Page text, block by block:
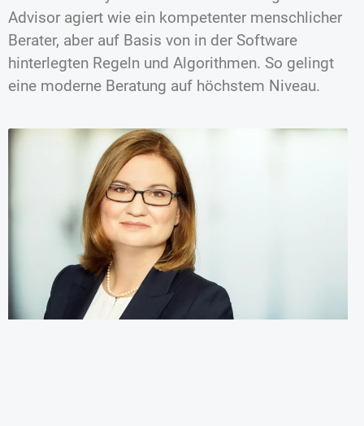
Advisor agiert wie ein kompetenter menschlicher
Berater, aber auf Basis von in der Software
hinterlegten Regeln und Algorithmen. So gelingt
eine moderne Beratung auf höchstem Niveau.